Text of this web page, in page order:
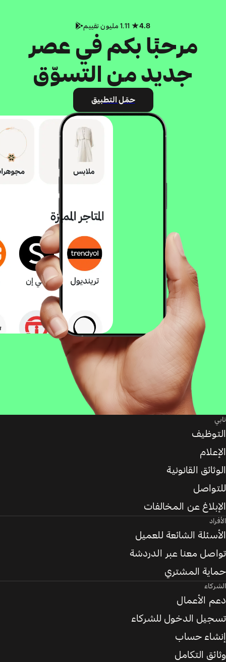
4.8
مرحبًا بكم في عصر
جديد من التسوّق
حمّل التطبيق
تابي
التوظيف
الإعلام
الوثائق القانونية
للتواصل
الإبلاغ عن المخالفات
الأفراد
الأسئلة الشائعة للعميل
تواصل معنا عبر الدردشة
حماية المشتري
الشركاء
دعم الأعمال
تسجيل الدخول للشركاء
إنشاء حساب
وثائق التكامل